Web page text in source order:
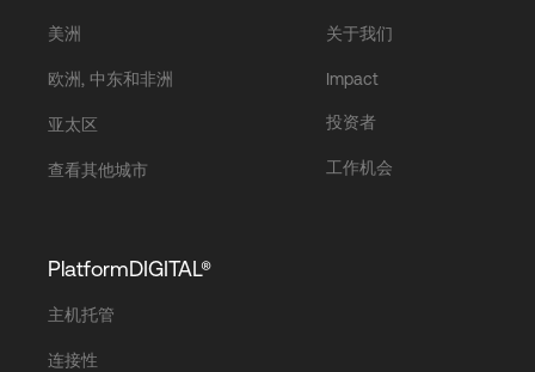
美洲
欧洲, 中东和非洲
亚太区
查看其他城市
关于我们
Impact
投资者
工作机会
PlatformDIGITAL®
主机托管
连接性